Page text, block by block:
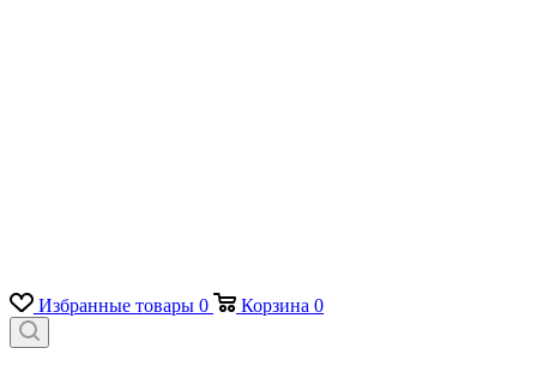
Избранные товары 0 Корзина 0